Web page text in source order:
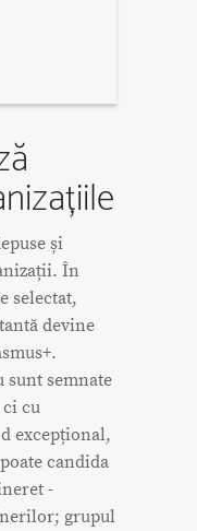
și
În
selectat,
devine
sunt semnate
cu
excepțional,
candida
-
grupul